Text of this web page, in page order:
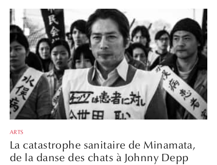
ARTS
La catastrophe sanitaire de Minamata,
de la danse des chats à Johnny Depp